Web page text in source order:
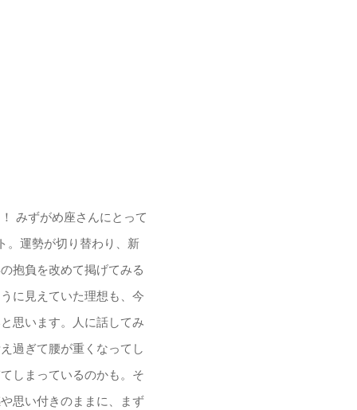
みずがめ座さんにとって
。運勢が切り替わり、新
抱負を改めて掲げてみる
に見えていた理想も、今
思います。人に話してみ
過ぎて腰が重くなってし
しまっているのかも。そ
思い付きのままに、まず